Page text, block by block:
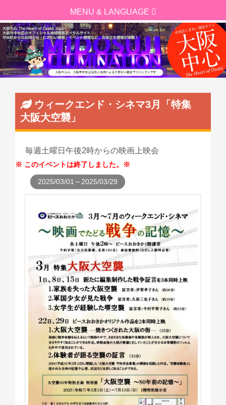
ウィークエンド・シネマ3月「特集
大阪大空襲」
毎週土曜日午後2時からの映画上映会
このイベントは終了しました。
2025/03/01～2025/03/29